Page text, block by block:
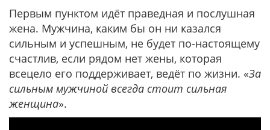
Первым пунктом идёт праведная и послушная
жена. Мужчина, каким бы он ни казался
сильным и успешным, не будет по-настоящему
счастлив, если рядом нет жены, которая
всецело его поддерживает, ведёт по жизни. «За
сильным мужчиной всегда стоит сильная
женщина».